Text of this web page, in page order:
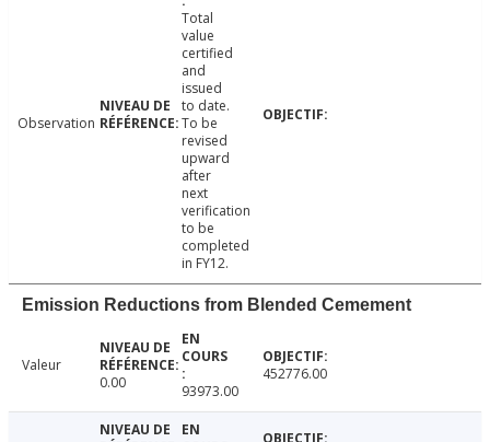
Observation
Total
value
certified
and
issued
to date.
To be
revised
upward
after
next
verification
to be
completed
in FY12.
Emission Reductions from Blended Cemement
Valeur
0.00
93973.00
452776.00